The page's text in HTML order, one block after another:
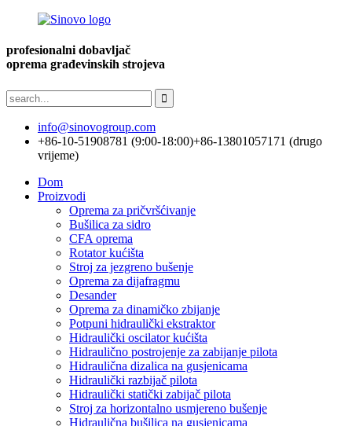
profesionalni dobavljač
oprema građevinskih strojeva
info@sinovogroup.com
+86-10-51908781 (9:00-18:00)+86-13801057171 (drugo
vrijeme)
Dom
Proizvodi
Oprema za pričvršćivanje
Bušilica za sidro
CFA oprema
Rotator kućišta
Stroj za jezgreno bušenje
Oprema za dijafragmu
Desander
Oprema za dinamičko zbijanje
Potpuni hidraulički ekstraktor
Hidraulički oscilator kućišta
Hidraulično postrojenje za zabijanje pilota
Hidraulična dizalica na gusjenicama
Hidraulički razbijač pilota
Hidraulički statički zabijač pilota
Stroj za horizontalno usmjereno bušenje
Hidraulična bušilica na gusjenicama